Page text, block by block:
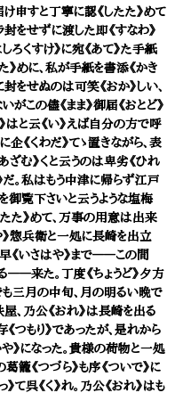
け申すと丁寧に認《したた》めて
封をせずに渡した即《すなわ》
ろくすけ》に宛《あて》た手紙
》めに、私が手紙を書添《かき
封をせぬのは可笑《おか》しい、
がこの儘《まま》御届《おとど》
》はと云《い》えば自分の方で呼
企《くわだ》てゝ置きながら、表
あざむ》くと云うのは卑劣《ひれ
だ。私はもう中津に帰らず江戸
御覧下さいと云うような塩梅
たた》めて、万事の用意は出来
》惣兵衛と一処に長崎を出立
早《いさはや》まで――この間
――来た。丁度《ちょうど》夕方
も三月の中旬、月の明るい晩で
屋、乃公《おれ》は長崎を出る
つもり》であったが、是れから
》になった。貴様の荷物と一処
籠《つづら》も序《ついで》に
》て呉《く》れ。乃公《おれ》はも